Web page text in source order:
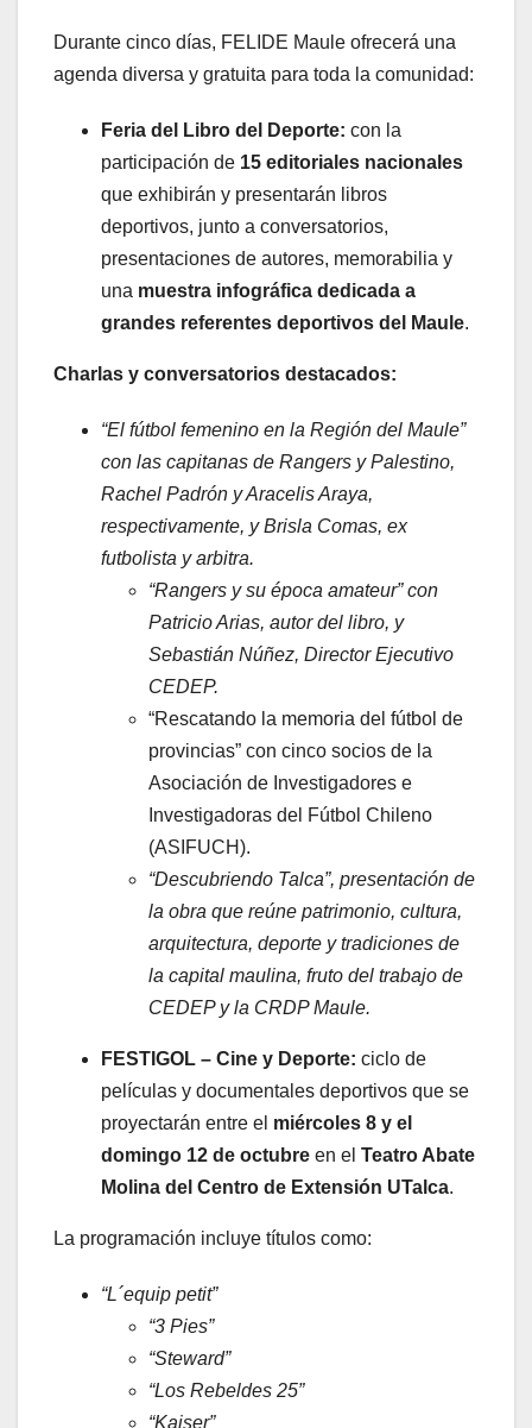
Durante cinco días, FELIDE Maule ofrecerá una
agenda diversa y gratuita para toda la comunidad:
Feria del Libro del Deporte: con la
participación de 15 editoriales nacionales
que exhibirán y presentarán libros
deportivos, junto a conversatorios,
presentaciones de autores, memorabilia y
una muestra infográfica dedicada a
grandes referentes deportivos del Maule.
Charlas y conversatorios destacados:
“El fútbol femenino en la Región del Maule”
con las capitanas de Rangers y Palestino,
Rachel Padrón y Aracelis Araya,
respectivamente, y Brisla Comas, ex
futbolista y arbitra.
“Rangers y su época amateur” con
Patricio Arias, autor del libro, y
Sebastián Núñez, Director Ejecutivo
CEDEP.
“Rescatando la memoria del fútbol de
provincias” con cinco socios de la
Asociación de Investigadores e
Investigadoras del Fútbol Chileno
(ASIFUCH).
“Descubriendo Talca”, presentación de
la obra que reúne patrimonio, cultura,
arquitectura, deporte y tradiciones de
la capital maulina, fruto del trabajo de
CEDEP y la CRDP Maule.
FESTIGOL – Cine y Deporte: ciclo de
películas y documentales deportivos que se
proyectarán entre el miércoles 8 y el
domingo 12 de octubre en el Teatro Abate
Molina del Centro de Extensión UTalca.
La programación incluye títulos como:
“L´equip petit”
“3 Pies”
“Steward”
“Los Rebeldes 25”
“Kaiser”